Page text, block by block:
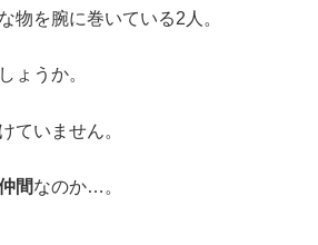
物を腕に巻いている2人。
ょうか。
ていません。
間なのか…。